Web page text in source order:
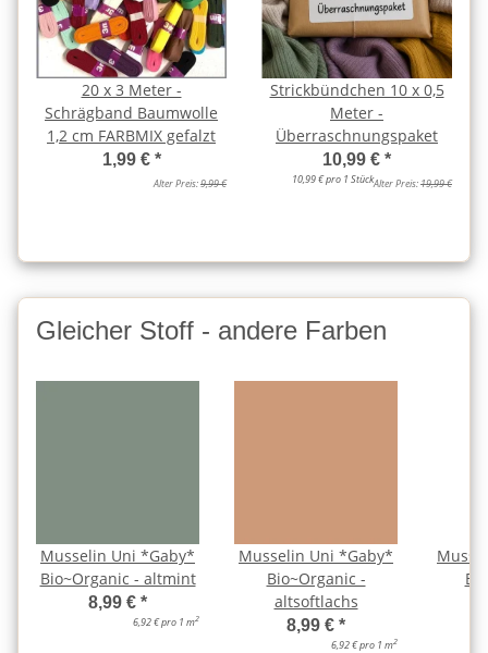
20 x 3 Meter -
Schrägband Baumwolle
1,2 cm FARBMIX gefalzt
1,99 € *
Alter Preis:9,99 €
Strickbündchen 10 x 0,5
Meter -
Überraschnungspaket
10,99 € *
10,99 € pro 1 StückAlter Preis:19,99 €
Gleicher Stoff - andere Farben
Musselin Uni *Gaby*
Bio~Organic - altmint
8,99 € *
6,92 € pro 1 m2
Musselin Uni *Gaby*
Bio~Organic -
altsoftlachs
8,99 € *
6,92 € pro 1 m2